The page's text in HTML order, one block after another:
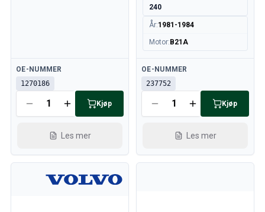
Tilgjengelig
OE-NUMMER
1270186
Kjøp
Les mer
240
År:1981-1984
Motor: B21A
Tilgjengelig
OE-NUMMER
237752
Kjøp
Les mer